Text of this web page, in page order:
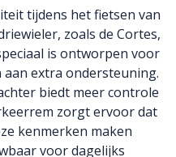
tijdens het fietsen van
zoals de Cortes,
is ontworpen voor
extra ondersteuning.
biedt meer controle
zorgt ervoor dat
kenmerken maken
voor dagelijks